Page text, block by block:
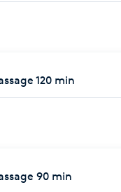
120 min
90 min